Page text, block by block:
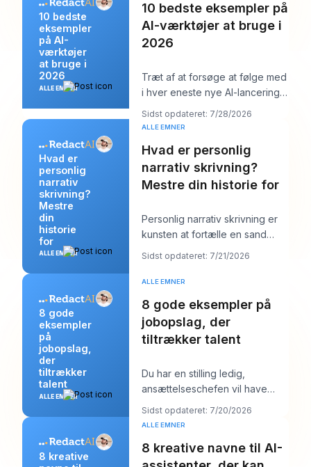
10 bedste
eksempler
på AI-
værktøjer
at bruge i
2026
ALLE EMNER
10 bedste eksempler på
AI-værktøjer at bruge i
2026
Træt af at forsøge at følge med
i hver eneste nye AI-lancering
og stadig skulle poste noget
ordentli
Sidst opdateret: 7/28/2026
Hvad er
personlig
narrativ
skrivning?
Mestre
din
historie
for
ALLE EMNER
ALLE EMNER
Hvad er personlig
narrativ skrivning?
Mestre din historie for
Personlig narrativ skrivning er
kunsten at fortælle en sand
historie fra dit eget liv for at
afsløre
Sidst opdateret: 7/21/2026
8 gode
eksempler
på
jobopslag,
der
tiltrækker
talent
ALLE EMNER
ALLE EMNER
8 gode eksempler på
jobopslag, der
tiltrækker talent
Du har en stilling ledig,
ansættelseschefen vil have
“stærke kandidater inden
næste uge,” og din job
Sidst opdateret: 7/20/2026
8 kreative
ALLE EMNER
8 kreative navne til AI-